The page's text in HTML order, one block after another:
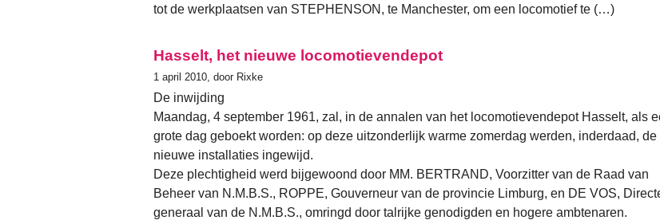
tot de werkplaatsen van STEPHENSON, te Manchester, om een locomotief te (…)
Hasselt, het nieuwe locomotievendepot
1 april 2010, door Rixke
De inwijding
Maandag, 4 september 1961, zal, in de annalen van het locomotievendepot Hasselt, als
grote dag geboekt worden: op deze uitzonderlijk warme zomerdag werden, inderdaad, de
nieuwe installaties ingewijd.
Deze plechtigheid werd bijgewoond door MM. BERTRAND, Voorzitter van de Raad van
Beheer van N.M.B.S., ROPPE, Gouverneur van de provincie Limburg, en DE VOS,
generaal van de N.M.B.S., omringd door talrijke genodigden en hogere ambtenaren.